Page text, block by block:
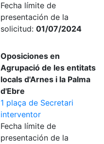
Fecha límite de
presentación de la
solicitud: 01/07/2024
Oposiciones en
Agrupació de les entitats
locals d'Arnes i la Palma
d'Ebre
1 plaça de Secretari
interventor
Fecha límite de
presentación de la